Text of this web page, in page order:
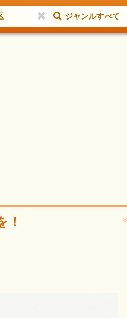
ジャンルすべて
！